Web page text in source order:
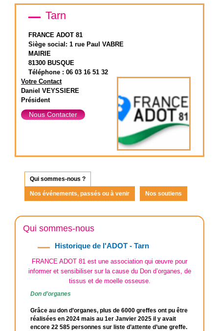
Tarn
FRANCE ADOT 81
Siège social: 1 rue Paul VABRE
MAIRIE
81300 BUSQUE
Téléphone : 06 03 16 51 32
Votre Contact
Daniel VEYSSIERE
Président
Nous Contacter
Qui sommes-nous ?
Nos événements, passés ou à venir Nos soutiens
Qui sommes-nous
Historique de l'ADOT - Tarn
FRANCE ADOT 81 est une association qui œuvre pour
informer et sensibiliser sur la cause du Don d’organes, de
tissus et de moelle osseuse.
Don d’organes
Grâce au don d’organes, plus de 6000 greffes ont pu être
réalisées en 2024 mais au 1er Janvier 2025 il y avait
encore 22 585 personnes sur liste d’attente d’une greffe.